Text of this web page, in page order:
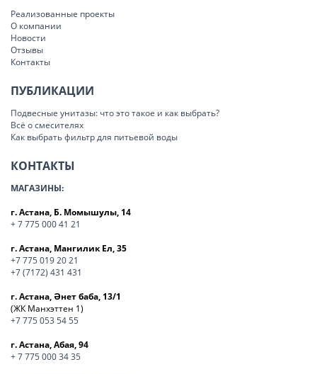
Реализованные проекты
О компании
Новости
Отзывы
Контакты
ПУБЛИКАЦИИ
Подвесные унитазы: что это такое и как выбрать?
Всё о смесителях
Как выбрать фильтр для питьевой воды
КОНТАКТЫ
МАГАЗИНЫ:
г. Астана, Б. Момышулы, 14
+ 7 775 000 41 21
г. Астана, Мангилик Ел, 35
+7 775 019 20 21
+7 (7172) 431 431
г. Астана, Әнет баба, 13/1
(ЖК Манхэттен 1)
+7 775 053 54 55
г. Астана, Абая, 94
+ 7 775 000 34 35